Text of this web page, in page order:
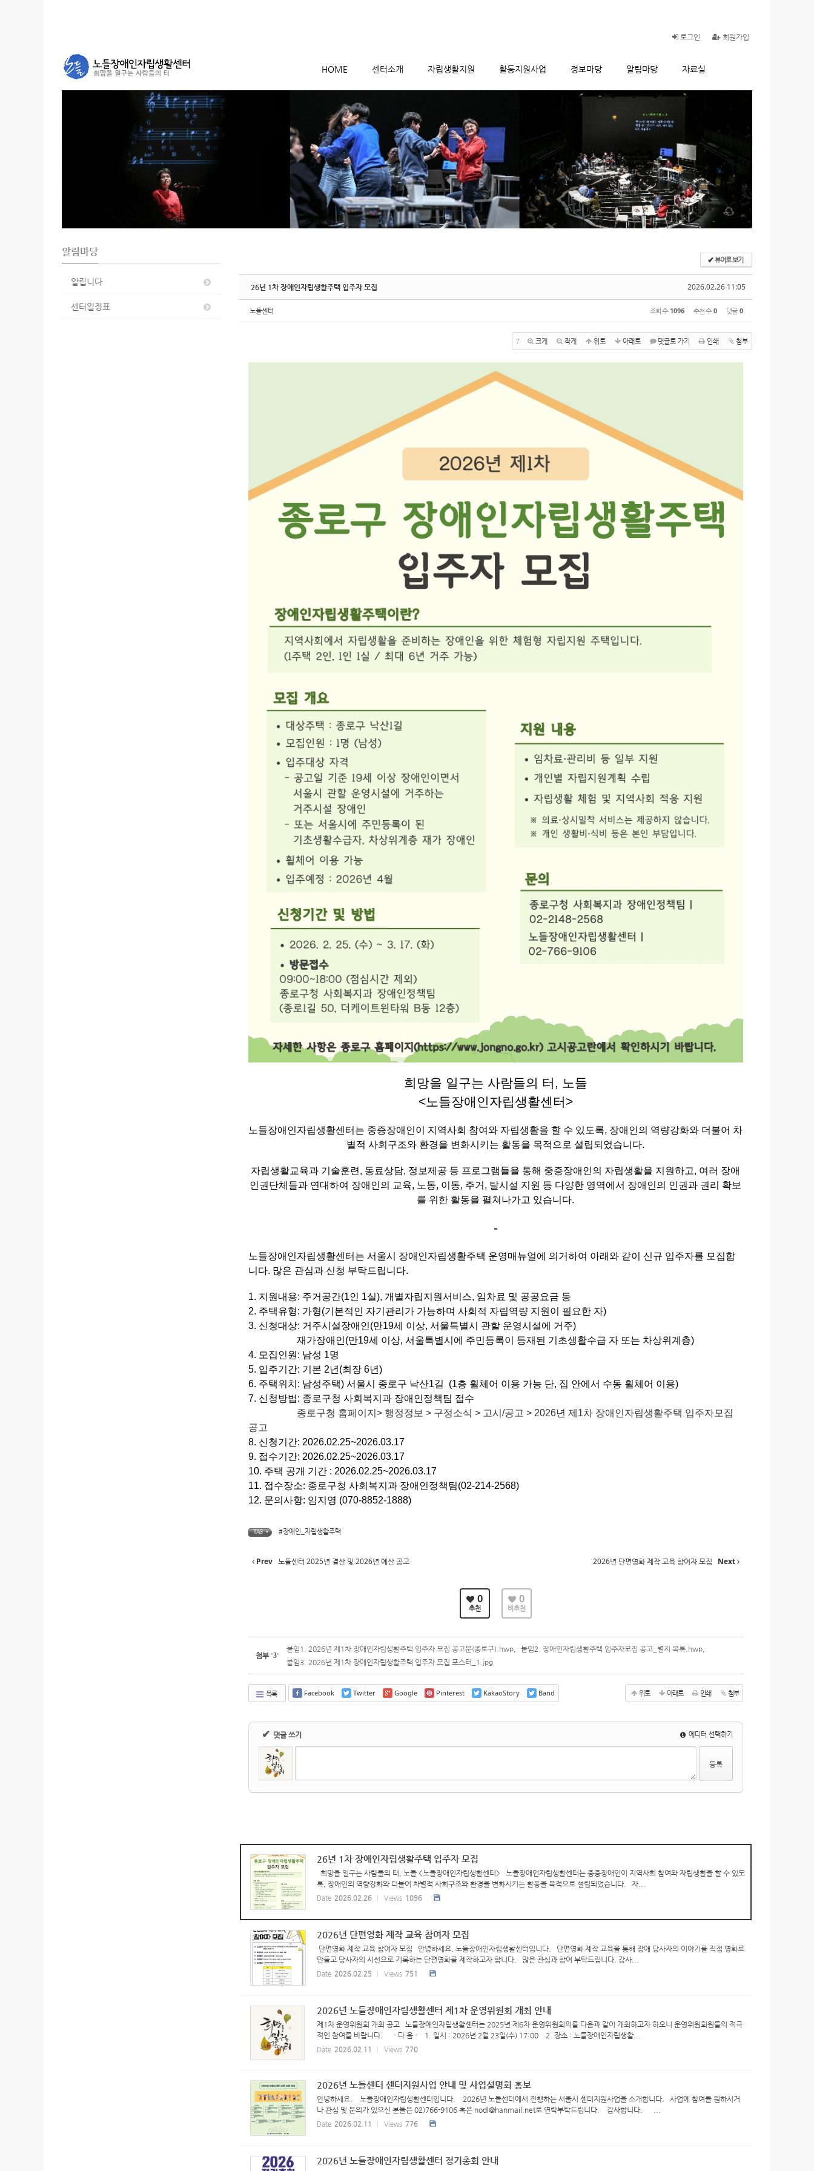
로그인 회원가입
HOME 센터소개 자립생활지원 활동지원사업 정보마당 알림마당 자료실
알림마당
알립니다
센터일정표
✔뷰어로 보기
2026.02.26 11:05
26년 1차 장애인자립생활주택 입주자 모집
노들센터 조회 수 1096 추천 수 0 댓글 0
? 크게 작게 위로 아래로 댓글로 가기 인쇄 첨부
희망을 일구는 사람들의 터, 노들
<노들장애인자립생활센터>
노들장애인자립생활센터는 중증장애인이 지역사회 참여와 자립생활을 할 수 있도록, 장애인의 역량강화와 더불어 차
별적 사회구조와 환경을 변화시키는 활동을 목적으로 설립되었습니다.
자립생활교육과 기술훈련, 동료상담, 정보제공 등 프로그램들을 통해 중증장애인의 자립생활을 지원하고, 여러 장애
인권단체들과 연대하여 장애인의 교육, 노동, 이동, 주거, 탈시설 지원 등 다양한 영역에서 장애인의 인권과 권리 확보
를 위한 활동을 펼쳐나가고 있습니다.
-
노들장애인자립생활센터는 서울시 장애인자립생활주택 운영매뉴얼에 의거하여 아래와 같이 신규 입주자를 모집합
니다. 많은 관심과 신청 부탁드립니다.
1. 지원내용: 주거공간(1인 1실), 개별자립지원서비스, 임차료 및 공공요금 등
2. 주택유형: 가형(기본적인 자기관리가 가능하며 사회적 자립역량 지원이 필요한 자)
3. 신청대상: 거주시설장애인(만19세 이상, 서울특별시 관할 운영시설에 거주)
재가장애인(만19세 이상, 서울특별시에 주민등록이 등재된 기초생활수급 자 또는 차상위계층)
4. 모집인원: 남성 1명
5. 입주기간: 기본 2년(최장 6년)
6. 주택위치: 남성주택) 서울시 종로구 낙산1길 (1층 휠체어 이용 가능 단, 집 안에서 수동 휠체어 이용)
7. 신청방법: 종로구청 사회복지과 장애인정책팀 접수
종로구청 홈페이지> 행정정보 > 구정소식 > 고시/공고 > 2026년 제1차 장애인자립생활주택 입주자모집
공고
8. 신청기간: 2026.02.25~2026.03.17
9. 접수기간: 2026.02.25~2026.03.17
10. 주택 공개 기간 : 2026.02.25~2026.03.17
11. 접수장소: 종로구청 사회복지과 장애인정책팀(02-214-2568)
12. 문의사항: 임지영 (070-8852-1888)
TAG • #장애인_자립생활주택
Prev 노들센터 2025년 결산 및 2026년 예산 공고 2026년 단편영화 제작 교육 참여자 모집 Next
0
추천
0
비추천
첨부 '3'
붙임1. 2026년 제1차 장애인자립생활주택 입주자 모집 공고문(종로구).hwp, 붙임2. 장애인자립생활주택 입주자모집 공고_별지 목록.hwp,
붙임3. 2026년 제1차 장애인자립생활주택 입주자 모집 포스터_1.jpg
목록 Facebook Twitter Google Pinterest KakaoStory Band 위로 아래로 인쇄 첨부
✔ 댓글 쓰기 에디터 선택하기
26년 1차 장애인자립생활주택 입주자 모집
희망을 일구는 사람들의 터, 노들 <노들장애인자립생활센터> 노들장애인자립생활센터는 중증장애인이 지역사회 참여와 자립생활을 할 수 있도
록, 장애인의 역량강화와 더불어 차별적 사회구조와 환경을 변화시키는 활동을 목적으로 설립되었습니다. 자...
Date 2026.02.26 Views 1096
2026년 단편영화 제작 교육 참여자 모집
단편영화 제작 교육 참여자 모집 안녕하세요. 노들장애인자립생활센터입니다. 단편영화 제작 교육을 통해 장애 당사자의 이야기를 직접 영화로
만들고 당사자의 시선으로 기록하는 단편영화를 제작하고자 합니다. 많은 관심과 참여 부탁드립니다. 감사...
Date 2026.02.25 Views 751
2026년 노들장애인자립생활센터 제1차 운영위원회 개최 안내
제1차 운영위원회 개최 공고 노들장애인자립생활센터는 2025년 제6차 운영위원회의를 다음과 같이 개최하고자 하오니 운영위원회원들의 적극
적인 참여를 바랍니다. - 다 음 - 1. 일시 : 2026년 2월 23일(수) 17:00 2. 장소 : 노들장애인자립생활...
Date 2026.02.11 Views 770
2026년 노들센터 센터지원사업 안내 및 사업설명회 홍보
안녕하세요. 노들장애인자립생활센터입니다. 2026년 노들센터에서 진행하는 서울시 센터지원사업을 소개합니다. 사업에 참여를 원하시거
나 관심 및 문의가 있으신 분들은 02)766-9106 혹은 nodl@hanmail.net로 연락부탁드립니다. 감사합니다. ...
Date 2026.02.11 Views 776
2026년 노들장애인자립생활센터 정기총회 안내